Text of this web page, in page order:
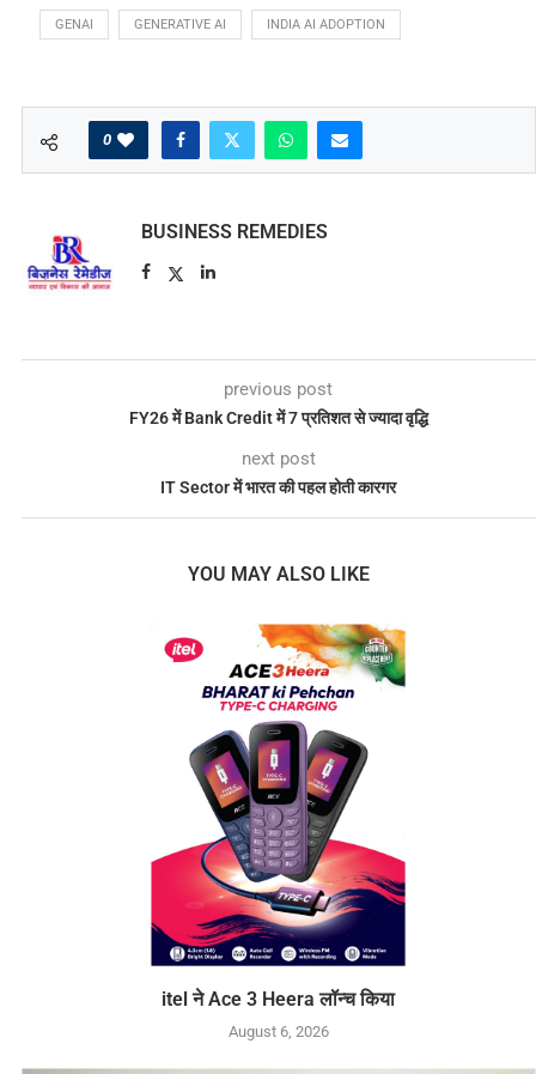
GENAI GENERATIVE AI INDIA AI ADOPTION
0
BUSINESS REMEDIES
previous post
FY26 में Bank Credit में 7 प्रतिशत से ज्यादा वृद्धि
next post
IT Sector में भारत की पहल होती कारगर
YOU MAY ALSO LIKE
itel ने Ace 3 Heera लॉन्च किया
August 6, 2026